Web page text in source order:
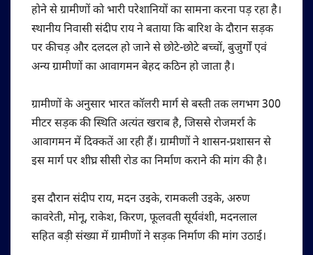
होने से ग्रामीणों को भारी परेशानियों का सामना करना पड़ रहा है।
स्थानीय निवासी संदीप राय ने बताया कि बारिश के दौरान सड़क
पर कीचड़ और दलदल हो जाने से छोटे-छोटे बच्चों, बुजुर्गों एवं
अन्य ग्रामीणों का आवागमन बेहद कठिन हो जाता है।
ग्रामीणों के अनुसार भारत कॉलरी मार्ग से बस्ती तक लगभग 300
मीटर सड़क की स्थिति अत्यंत खराब है, जिससे रोजमर्रा के
आवागमन में दिक्कतें आ रही हैं। ग्रामीणों ने शासन-प्रशासन से
इस मार्ग पर शीघ्र सीसी रोड का निर्माण कराने की मांग की है।
इस दौरान संदीप राय, मदन उइके, रामकली उइके, अरुण
कावरेती, मोनू, राकेश, किरण, फूलवती सूर्यवंशी, मदनलाल
सहित बड़ी संख्या में ग्रामीणों ने सड़क निर्माण की मांग उठाई।